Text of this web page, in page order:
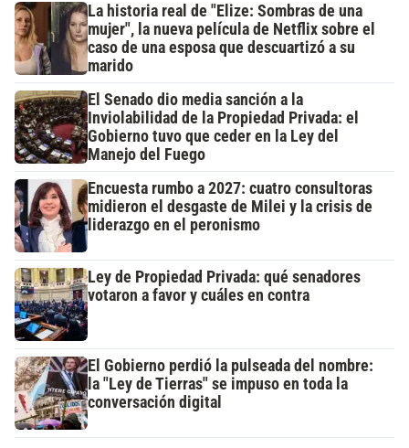
La historia real de "Elize: Sombras de una
mujer", la nueva película de Netflix sobre el
caso de una esposa que descuartizó a su
marido
El Senado dio media sanción a la
Inviolabilidad de la Propiedad Privada: el
Gobierno tuvo que ceder en la Ley del
Manejo del Fuego
Encuesta rumbo a 2027: cuatro consultoras
midieron el desgaste de Milei y la crisis de
liderazgo en el peronismo
Ley de Propiedad Privada: qué senadores
votaron a favor y cuáles en contra
El Gobierno perdió la pulseada del nombre:
la "Ley de Tierras" se impuso en toda la
conversación digital